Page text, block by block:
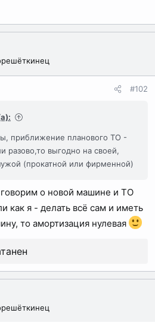
#102
приближение планового ТО -
разово,то выгодно на своей,
(прокатной или фирменной)
о новой машине и ТО
как я - делать всё сам и иметь
то амортизация нулевая